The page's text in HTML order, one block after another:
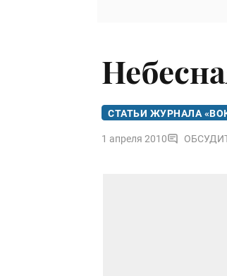
СТАТЬИ ЖУРНАЛА
1 апреля 2010